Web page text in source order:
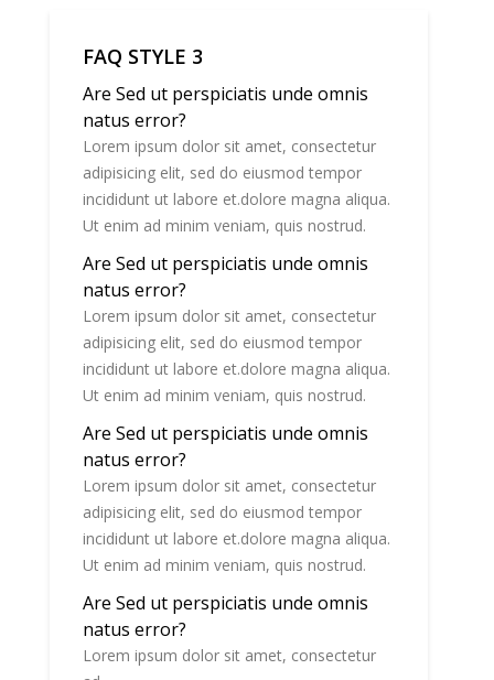
FAQ STYLE 3
Are Sed ut perspiciatis unde omnis
natus error?
Lorem ipsum dolor sit amet, consectetur
adipisicing elit, sed do eiusmod tempor
incididunt ut labore et.dolore magna aliqua.
Ut enim ad minim veniam, quis nostrud.
Are Sed ut perspiciatis unde omnis
natus error?
Lorem ipsum dolor sit amet, consectetur
adipisicing elit, sed do eiusmod tempor
incididunt ut labore et.dolore magna aliqua.
Ut enim ad minim veniam, quis nostrud.
Are Sed ut perspiciatis unde omnis
natus error?
Lorem ipsum dolor sit amet, consectetur
adipisicing elit, sed do eiusmod tempor
incididunt ut labore et.dolore magna aliqua.
Ut enim ad minim veniam, quis nostrud.
Are Sed ut perspiciatis unde omnis
natus error?
Lorem ipsum dolor sit amet, consectetur